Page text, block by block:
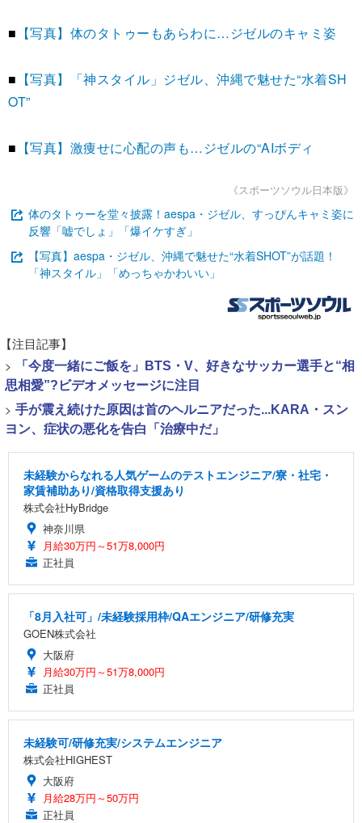
■ 【写真】体のタトゥーもあらわに…ジゼルのキャミ姿
■ 【写真】「神スタイル」ジゼル、沖縄で魅せた“水着SH
OT”
■ 【写真】激痩せに心配の声も…ジゼルの“AIボディ
《スポーツソウル日本版》
体のタトゥーを堂々披露！aespa・ジゼル、すっぴんキャミ姿に
反響「嘘でしょ」「爆イケすぎ」
【写真】aespa・ジゼル、沖縄で魅せた“水着SHOT”が話題！
「神スタイル」「めっちゃかわいい」
【注目記事】
>
「今度一緒にご飯を」BTS・V、好きなサッカー選手と“相
思相愛”?ビデオメッセージに注目
> 手が震え続けた原因は首のヘルニアだった...KARA・スン
ヨン、症状の悪化を告白「治療中だ」
未経験からなれる人気ゲームのテストエンジニア/寮・社宅・
家賃補助あり/資格取得支援あり
株式会社HyBridge
神奈川県
月給30万円～51万8,000円
正社員
「8月入社可」/未経験採用枠/QAエンジニア/研修充実
GOEN株式会社
大阪府
月給30万円～51万8,000円
正社員
未経験可/研修充実/システムエンジニア
株式会社HIGHEST
大阪府
月給28万円～50万円
正社員